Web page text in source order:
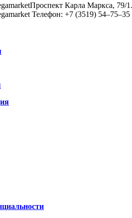
​Проспект Карла Маркса, 79/
Телефон: +7 (3519) 54‒75‒35